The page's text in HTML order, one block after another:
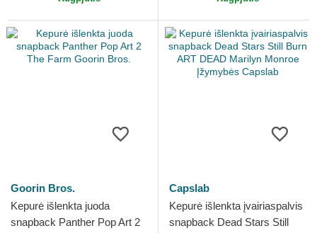
Goorin Bros.
Kepurė išlenkta juoda
snapback Panther Pop Art 2
Capslab
Kepurė išlenkta įvairiaspalvis
snapback Dead Stars Still